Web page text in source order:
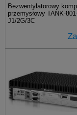
Bezwentylatorowy
przemysłowy TANK-
J1/2G/3C